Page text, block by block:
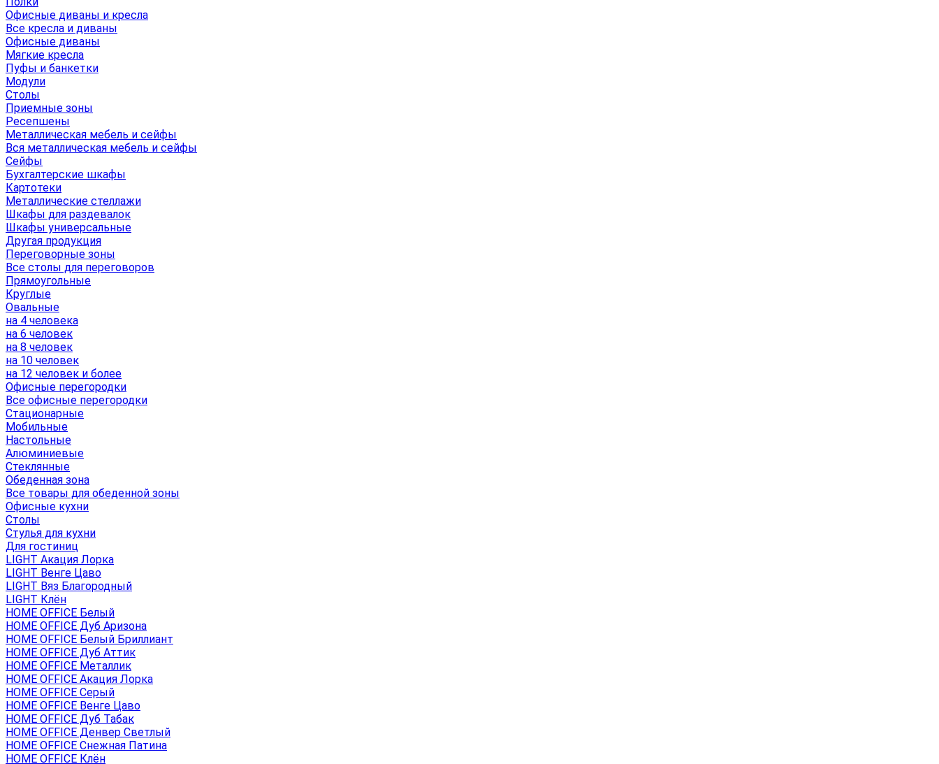
Офисные диваны и кресла
Все кресла и диваны
Офисные диваны
Мягкие кресла
Пуфы и банкетки
Модули
Столы
Приемные зоны
Ресепшены
Металлическая мебель и сейфы
Вся металлическая мебель и сейфы
Сейфы
Бухгалтерские шкафы
Картотеки
Металлические стеллажи
Шкафы для раздевалок
Шкафы универсальные
Другая продукция
Переговорные зоны
Все столы для переговоров
Прямоугольные
Круглые
Овальные
на 4 человека
на 6 человек
на 8 человек
на 10 человек
на 12 человек и более
Офисные перегородки
Все офисные перегородки
Стационарные
Мобильные
Настольные
Алюминиевые
Стеклянные
Обеденная зона
Все товары для обеденной зоны
Офисные кухни
Столы
Стулья для кухни
Для гостиниц
LIGHT Акация Лорка
LIGHT Венге Цаво
LIGHT Вяз Благородный
LIGHT Клён
HOME OFFICE Белый
HOME OFFICE Дуб Аризона
HOME OFFICE Белый Бриллиант
HOME OFFICE Дуб Аттик
HOME OFFICE Металлик
HOME OFFICE Акация Лорка
HOME OFFICE Серый
HOME OFFICE Венге Цаво
HOME OFFICE Дуб Табак
HOME OFFICE Денвер Светлый
HOME OFFICE Снежная Патина
HOME OFFICE Клён